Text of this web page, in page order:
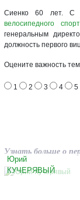
Сиенко 60 лет. С
велосипедного
генеральным
должность первого
Оцените важность
1 2 3 4 5
Узнать больше о
Юрий
КУЧЕРЯВЫЙ